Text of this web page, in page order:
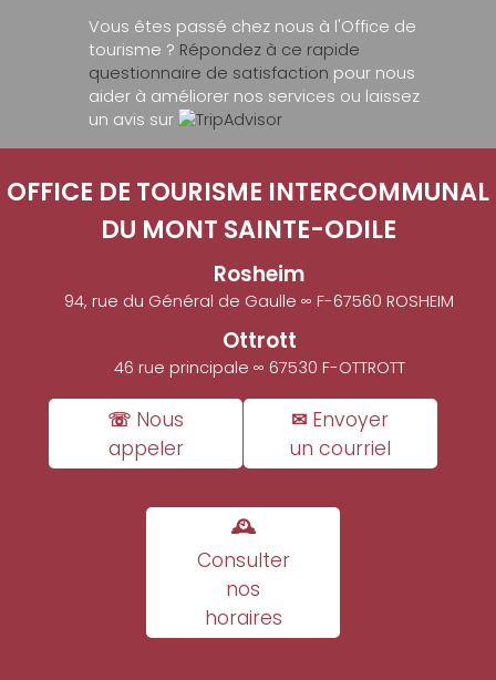
Vous êtes passé chez nous à l'Office de
tourisme ? Répondez à ce rapide
questionnaire de satisfaction pour nous
aider à améliorer nos services ou laissez
un avis sur
OFFICE DE TOURISME INTERCOMMUNAL
DU MONT SAINTE-ODILE
Rosheim
94, rue du Général de Gaulle ∞ F-67560 ROSHEIM
Ottrott
46 rue principale ∞ 67530 F-OTTROTT
☏ Nous
appeler
✉ Envoyer
un courriel
🕰
Consulter
nos
horaires